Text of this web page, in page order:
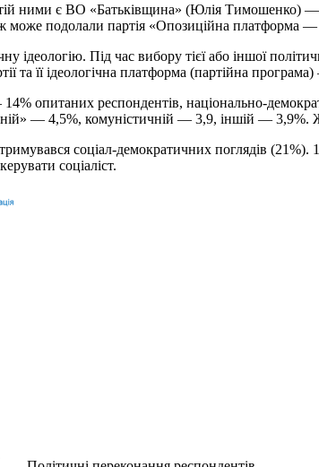
ними є ВО «Батьківщина» (Юлія Тимошенко)
може подолали партія «Опозиційна платформа
ідеологію. Під час вибору тієї або іншої
та її ідеологічна платформа (партійна
опитаних респондентів, національно-
— 4,5%, комуністичній — 3,9, іншій — 3,9%.
соціал-демократичних поглядів (21%).
соціаліст.